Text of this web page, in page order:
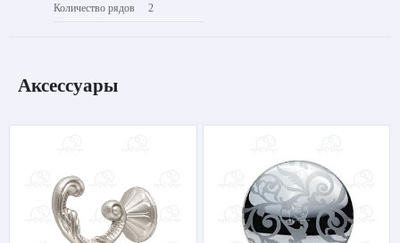
Количество рядов 2
Аксессуары